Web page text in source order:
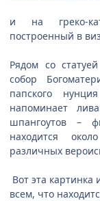
и на греко-
построенный в
Рядом со
собор
папского
напоминает
шпангоутов –
находится
различных
Вот эта картинка
всем, что